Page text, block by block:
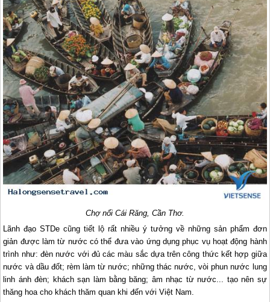
Chợ nổi Cái Răng, Cần Thơ.
Lãnh đạo STDe cũng tiết lộ rất nhiều ý tưởng về những sản phẩm đơn
giản được làm từ nước có thể đưa vào ứng dụng phục vụ hoạt động hành
trình như: đèn nước với đủ các màu sắc dựa trên công thức kết hợp giữa
nước và dầu đốt; rèm làm từ nước; những thác nước, vòi phun nước lung
linh ánh đèn; khách sạn làm bằng băng; âm nhạc từ nước... tạo nên sự
thăng hoa cho khách thăm quan khi đến với Việt Nam.